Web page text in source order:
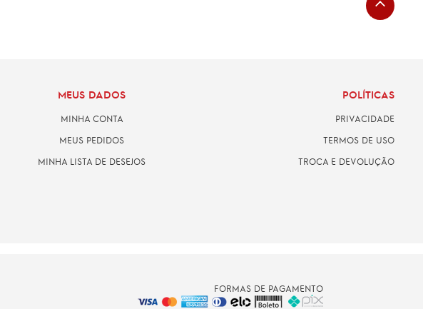
MEUS DADOS
MINHA CONTA
MEUS PEDIDOS
MINHA LISTA DE DESEJOS
POLÍTICAS
PRIVACIDADE
TERMOS DE USO
TROCA E DEVOLUÇÃO
FORMAS DE PAGAMENTO